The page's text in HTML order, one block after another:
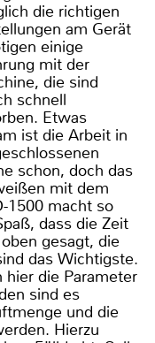
die richtigen
am Gerät
einige
mit der
die sind
schnell
Etwas
ist die Arbeit in
schon, doch das
mit dem
1500 macht so
dass die Zeit
gesagt, die
das Wichtigste.
die Parameter
sind es
und die
Hierzu